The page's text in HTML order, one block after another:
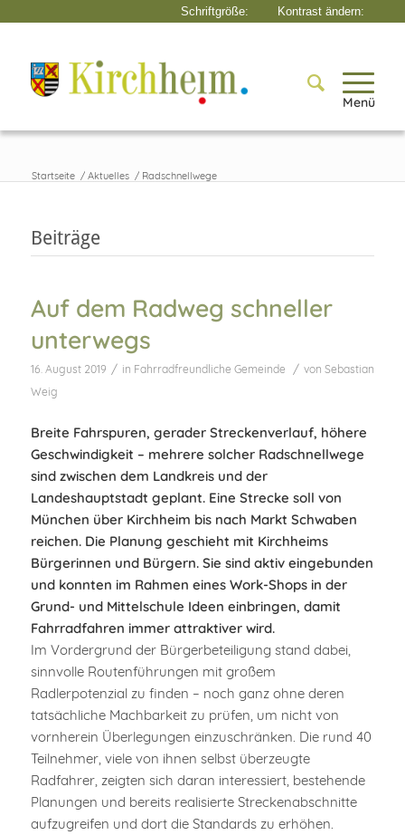
Menü
Startseite / Aktuelles / Radschnellwege
Beiträge
Auf dem Radweg schneller
unterwegs
16. August 2019 / in Fahrradfreundliche Gemeinde / von Sebastian
Weig
Breite Fahrspuren, gerader Streckenverlauf, höhere
Geschwindigkeit – mehrere solcher Radschnellwege
sind zwischen dem Landkreis und der
Landeshauptstadt geplant. Eine Strecke soll von
München über Kirchheim bis nach Markt Schwaben
reichen. Die Planung geschieht mit Kirchheims
Bürgerinnen und Bürgern. Sie sind aktiv eingebunden
und konnten im Rahmen eines Work-Shops in der
Grund- und Mittelschule Ideen einbringen, damit
Fahrradfahren immer attraktiver wird.
Im Vordergrund der Bürgerbeteiligung stand dabei,
sinnvolle Routenführungen mit großem
Radlerpotenzial zu finden – noch ganz ohne deren
tatsächliche Machbarkeit zu prüfen, um nicht von
vornherein Überlegungen einzuschränken. Die rund 40
Teilnehmer, viele von ihnen selbst überzeugte
Radfahrer, zeigten sich daran interessiert, bestehende
Planungen und bereits realisierte Streckenabschnitte
aufzugreifen und dort die Standards zu erhöhen.